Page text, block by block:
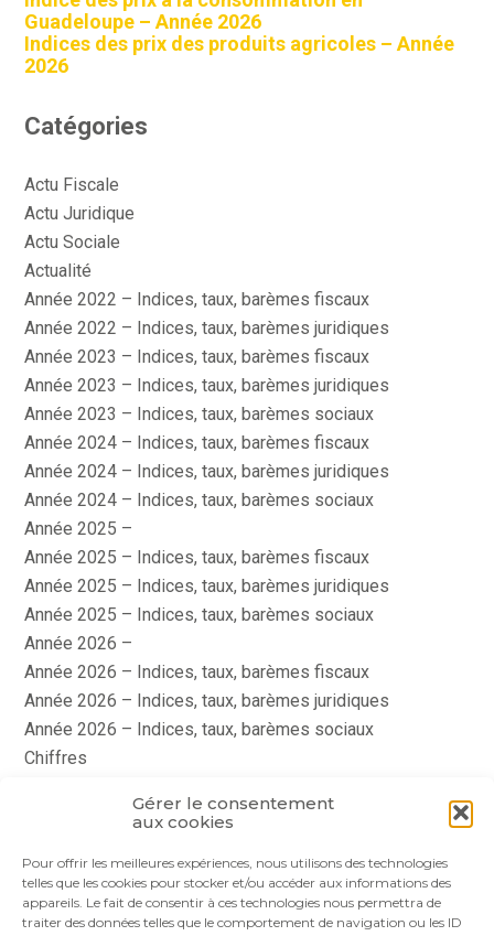
Gérer le consentement
aux cookies
Pour offrir les meilleures expériences, nous utilisons des technologies
telles que les cookies pour stocker et/ou accéder aux informations des
appareils. Le fait de consentir à ces technologies nous permettra de
traiter des données telles que le comportement de navigation ou les ID
Guadeloupe – Année 2026
Indices des prix des produits agricoles – Année
2026
Catégories
Actu Fiscale
Actu Juridique
Actu Sociale
Actualité
Année 2022 – Indices, taux, barèmes fiscaux
Année 2022 – Indices, taux, barèmes juridiques
Année 2023 – Indices, taux, barèmes fiscaux
Année 2023 – Indices, taux, barèmes juridiques
Année 2023 – Indices, taux, barèmes sociaux
Année 2024 – Indices, taux, barèmes fiscaux
Année 2024 – Indices, taux, barèmes juridiques
Année 2024 – Indices, taux, barèmes sociaux
Année 2025 –
Année 2025 – Indices, taux, barèmes fiscaux
Année 2025 – Indices, taux, barèmes juridiques
Année 2025 – Indices, taux, barèmes sociaux
Année 2026 –
Année 2026 – Indices, taux, barèmes fiscaux
Année 2026 – Indices, taux, barèmes juridiques
Année 2026 – Indices, taux, barèmes sociaux
Chiffres
Le coin du dirigeant